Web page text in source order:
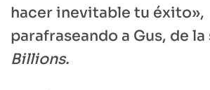
hacer inevitable tu éxito»,
parafraseando a Gus, de la
Billions.